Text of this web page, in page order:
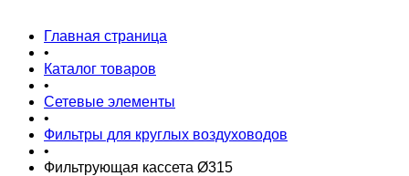
Главная страница
•
Каталог товаров
•
Сетевые элементы
•
Фильтры для круглых воздуховодов
•
Фильтрующая кассета Ø315